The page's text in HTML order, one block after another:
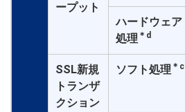
ープット
ハードウェア
処理 ＊d
SSL新規
トランザ
クション
ソフト処理 ＊c